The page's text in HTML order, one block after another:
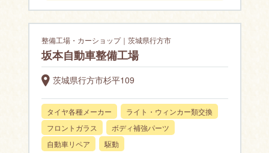
整備工場・カーショップ｜茨城県行方市
坂本自動車整備工場
茨城県行方市杉平109
タイヤ各種メーカー
ライト・ウィンカー類交換
フロントガラス
ボディ補強パーツ
自動車リペア
駆動